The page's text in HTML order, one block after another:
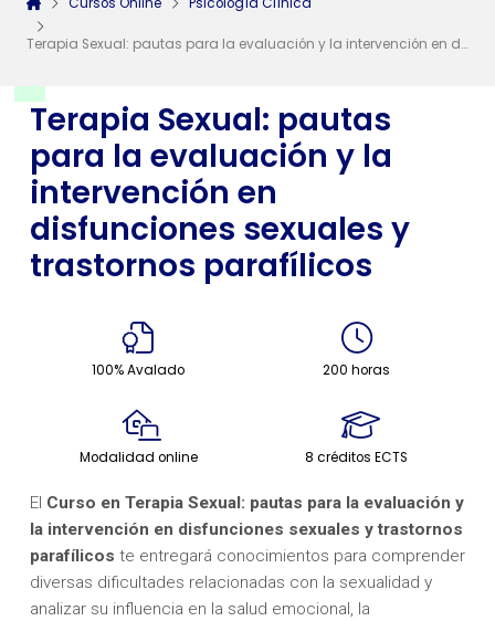
Terapia Sexual: pautas
para la evaluación y la
intervención en
disfunciones sexuales y
trastornos parafílicos
100% Avalado 200 horas
Modalidad online 8 créditos ECTS
El Curso en Terapia Sexual: pautas para la evaluación y
la intervención en disfunciones sexuales y trastornos
parafílicos te entregará conocimientos para comprender
diversas dificultades relacionadas con la sexualidad y
analizar su influencia en la salud emocional, la
Terapia Sexual: pautas para la evaluación y la intervención en disfunciones sexuales y trastornos parafílicos